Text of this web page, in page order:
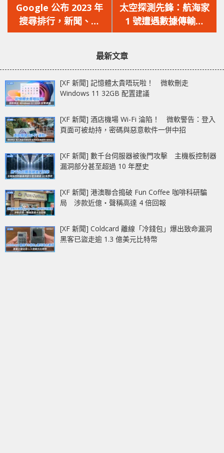
一
篇
文
Google 公布 2023 年
搜尋排行，新聞、樓
市、娛樂全攻略！港人
一
篇
文
太空探測先鋒：航海家
1 號遭遇數據傳輸障
礙！
最新文章
[XF 新聞] 記憶體太貴唔玩啦！ 微軟刪走
Windows 11 32GB 配置建議
[XF 新聞] 酒店機場 Wi-Fi 淪陷！ 微軟警告：登入
頁面可被劫持，密碼與惡意軟件一併中招
[XF 新聞] 數千台伺服器被後門攻擊 主機板控制器
漏洞部分甚至超過 10 年歷史
[XF 新聞] 港澳聯合搗破 Fun Coffee 咖啡科研騙
局 涉款近億‧聲稱高達 4 倍回報
[XF 新聞] Coldcard 離線「冷錢包」爆出致命漏洞
黑客已盜走逾 1.3 億美元比特幣